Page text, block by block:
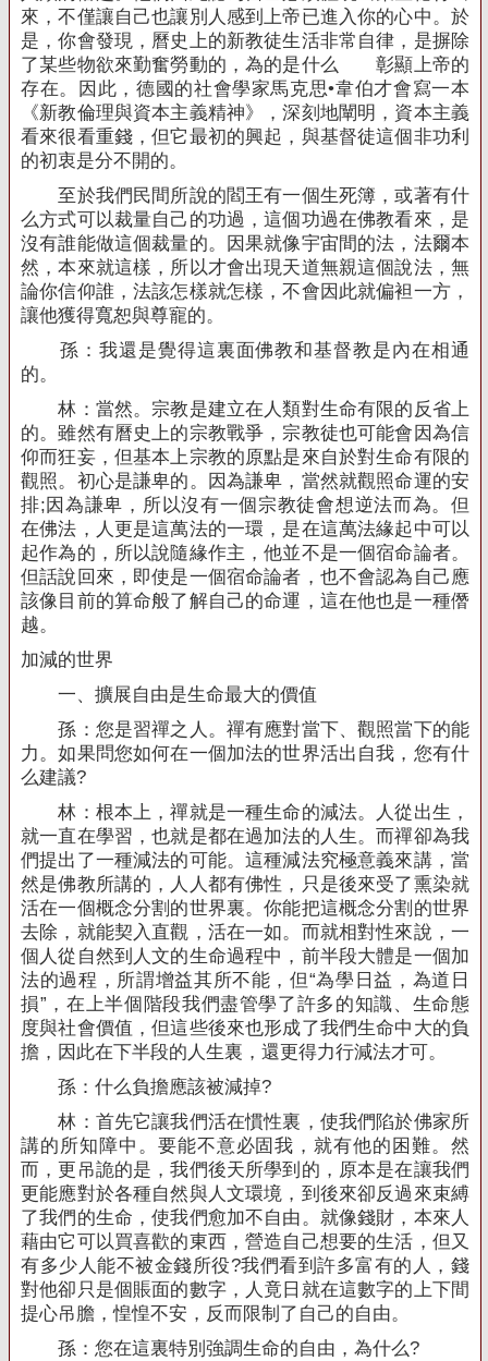
來，不僅讓自己也讓別人感到上帝已進入你的心中。於
是，你會發現，曆史上的新教徒生活非常自律，是摒除
了某些物欲來勤奮勞動的，為的是什么 彰顯上帝的
存在。因此，德國的社會學家馬克思•韋伯才會寫一本
《新教倫理與資本主義精神》，深刻地闡明，資本主義
看來很看重錢，但它最初的興起，與基督徒這個非功利
的初衷是分不開的。
至於我們民間所說的閻王有一個生死簿，或著有什
么方式可以裁量自己的功過，這個功過在佛教看來，是
沒有誰能做這個裁量的。因果就像宇宙間的法，法爾本
然，本來就這樣，所以才會出現天道無親這個說法，無
論你信仰誰，法該怎樣就怎樣，不會因此就偏袒一方，
讓他獲得寬恕與尊寵的。
孫：我還是覺得這裏面佛教和基督教是內在相通
的。
林：當然。宗教是建立在人類對生命有限的反省上
的。雖然有曆史上的宗教戰爭，宗教徒也可能會因為信
仰而狂妄，但基本上宗教的原點是來自於對生命有限的
觀照。初心是謙卑的。因為謙卑，當然就觀照命運的安
排;因為謙卑，所以沒有一個宗教徒會想逆法而為。但
在佛法，人更是這萬法的一環，是在這萬法緣起中可以
起作為的，所以說隨緣作主，他並不是一個宿命論者。
但話說回來，即使是一個宿命論者，也不會認為自己應
該像目前的算命般了解自己的命運，這在他也是一種僭
越。
加減的世界
一、擴展自由是生命最大的價值
孫：您是習禪之人。禪有應對當下、觀照當下的能
力。如果問您如何在一個加法的世界活出自我，您有什
么建議?
林：根本上，禪就是一種生命的減法。人從出生，
就一直在學習，也就是都在過加法的人生。而禪卻為我
們提出了一種減法的可能。這種減法究極意義來講，當
然是佛教所講的，人人都有佛性，只是後來受了熏染就
活在一個概念分割的世界裏。你能把這概念分割的世界
去除，就能契入直觀，活在一如。而就相對性來說，一
個人從自然到人文的生命過程中，前半段大體是一個加
法的過程，所謂增益其所不能，但“為學日益，為道日
損”，在上半個階段我們盡管學了許多的知識、生命態
度與社會價值，但這些後來也形成了我們生命中大的負
擔，因此在下半段的人生裏，還更得力行減法才可。
孫：什么負擔應該被減掉?
林：首先它讓我們活在慣性裏，使我們陷於佛家所
講的所知障中。要能不意必固我，就有他的困難。然
而，更吊詭的是，我們後天所學到的，原本是在讓我們
更能應對於各種自然與人文環境，到後來卻反過來束縛
了我們的生命，使我們愈加不自由。就像錢財，本來人
藉由它可以買喜歡的東西，營造自己想要的生活，但又
有多少人能不被金錢所役?我們看到許多富有的人，錢
對他卻只是個賬面的數字，人竟日就在這數字的上下間
提心吊膽，惶惶不安，反而限制了自己的自由。
孫：您在這裏特別強調生命的自由，為什么?